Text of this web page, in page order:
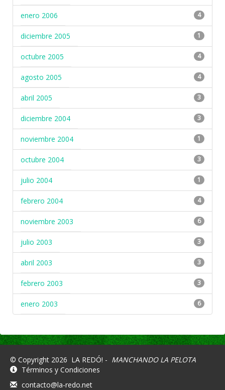
enero 2006 4
diciembre 2005 1
octubre 2005 4
agosto 2005 4
abril 2005 3
diciembre 2004 3
noviembre 2004 1
octubre 2004 3
julio 2004 1
febrero 2004 4
noviembre 2003 6
julio 2003 3
abril 2003 3
febrero 2003 3
enero 2003 6
© Copyright 2026 LA REDÓ! - MANCHANDO LA PELOTA
Términos y Condiciones
contacto@la-redo.net